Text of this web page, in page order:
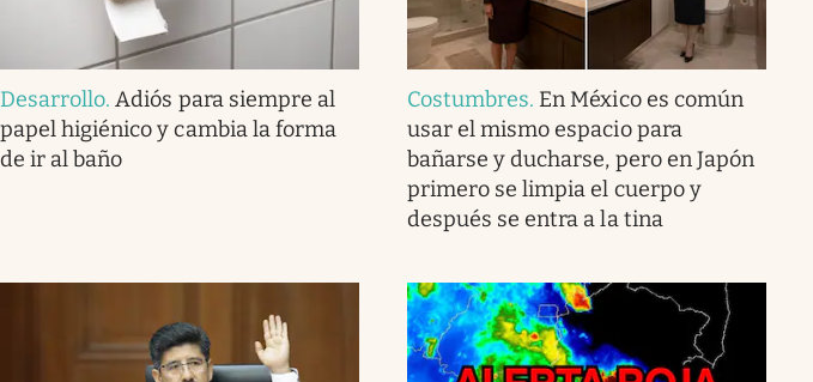
Desarrollo.Adiós para siempre al
papel higiénico y cambia la forma
de ir al baño
Costumbres. En México es común
usar el mismo espacio para
bañarse y ducharse, pero en Japón
primero se limpia el cuerpo y
después se entra a la tina